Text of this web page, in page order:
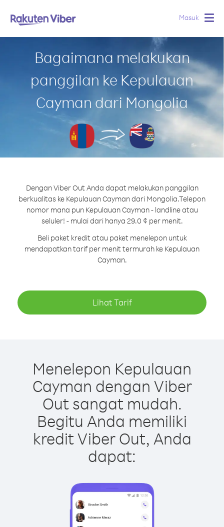
Masuk
Bagaimana melakukan
panggilan ke Kepulauan
Cayman dari Mongolia
Dengan Viber Out Anda dapat melakukan panggilan
berkualitas ke Kepulauan Cayman dari Mongolia.Telepon
nomor mana pun Kepulauan Cayman - landline atau
seluler! - mulai dari hanya 29.0 ¢ per menit.
Beli paket kredit atau paket menelepon untuk
mendapatkan tarif per menit termurah ke Kepulauan
Cayman.
Lihat Tarif
Menelepon Kepulauan
Cayman dengan Viber
Out sangat mudah.
Begitu Anda memiliki
kredit Viber Out, Anda
dapat: